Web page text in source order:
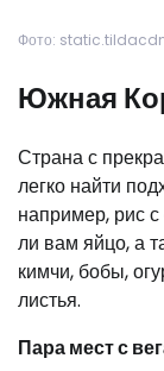
Фото:
Южная
Страна с
легко найти
например, рис
ли вам яйцо, а
кимчи, бобы,
листья.
Пара мест с